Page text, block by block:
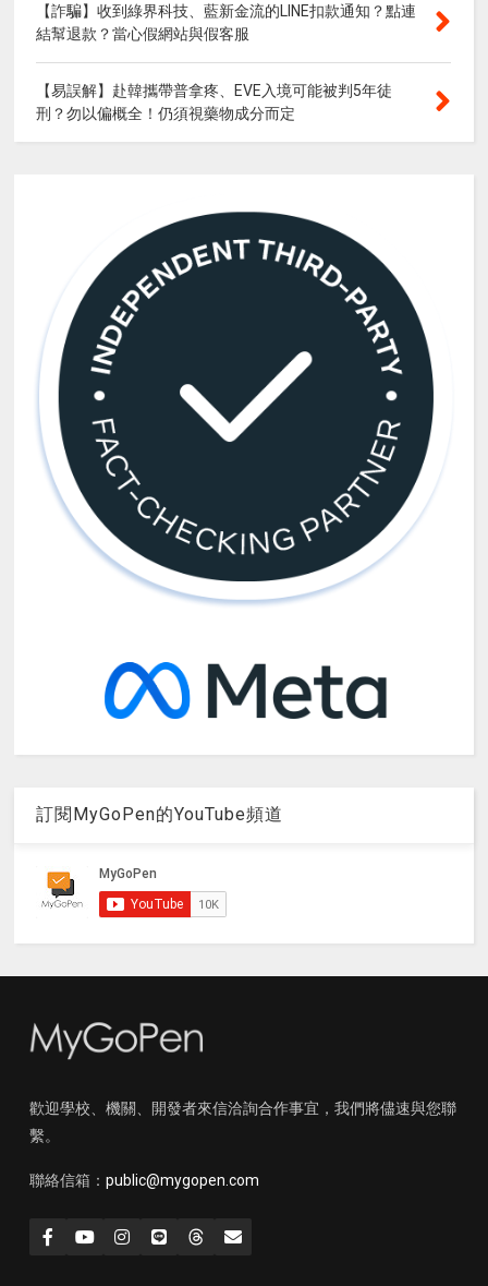
【詐騙】收到綠界科技、藍新金流的LINE扣款通知？點連
結幫退款？當心假網站與假客服
【易誤解】赴韓攜帶普拿疼、EVE入境可能被判5年徒
刑？勿以偏概全！仍須視藥物成分而定
訂閱MyGoPen的YouTube頻道
歡迎學校、機關、開發者來信洽詢合作事宜，我們將儘速與您聯
繫。
聯絡信箱： public@mygopen.com